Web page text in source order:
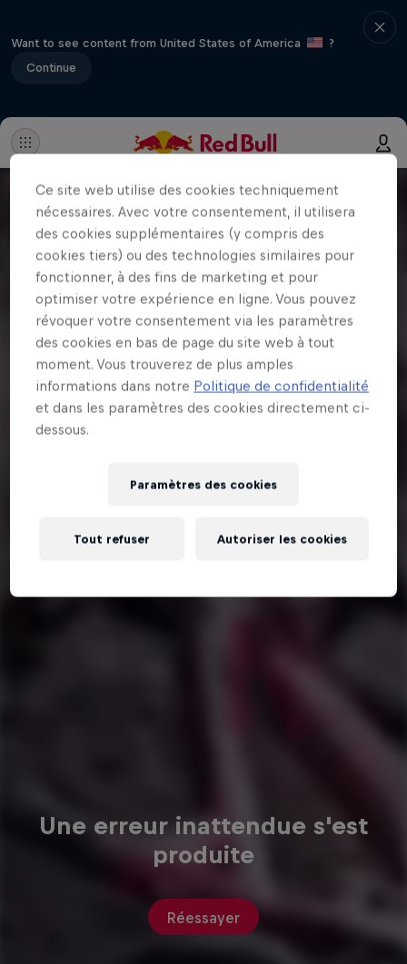
Want to see content from United States of America
?
Continue
Une erreur inattendue s'est
produite
Réessayer
Ce site web utilise des cookies techniquement
nécessaires. Avec votre consentement, il utilisera
des cookies supplémentaires (y compris des
cookies tiers) ou des technologies similaires pour
fonctionner, à des fins de marketing et pour
optimiser votre expérience en ligne. Vous pouvez
révoquer votre consentement via les paramètres
des cookies en bas de page du site web à tout
moment. Vous trouverez de plus amples
informations dans notre Politique de confidentialité
et dans les paramètres des cookies directement ci-
dessous.
Paramètres des cookies
Tout refuser Autoriser les cookies